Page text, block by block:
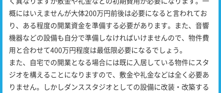
概にはいえませんが大体200万円前後は必要になると言われてお
り、ある程度の開業資金を準備する必要があります。また、音響
機器などの設備も自分で準備しなければいけませんので、物件費
用と合わせて400万円程度は最低限必要になるでしょう。
また、自宅での開業となる場合には既に入居している物件にスタ
ジオを構えることになりますので、敷金や礼金などは全く必要あ
りません。しかしダンススタジオとしての設備に改装・改築する